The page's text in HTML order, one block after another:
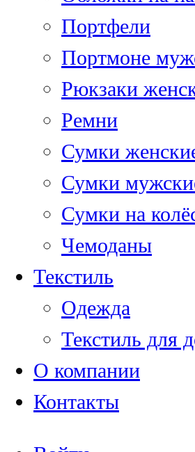
Портфели
Портмоне
Рюкзаки
Ремни
Сумки
Сумки
Сумки на
Чемоданы
Текстиль
Одежда
Текстиль для
О компании
Контакты